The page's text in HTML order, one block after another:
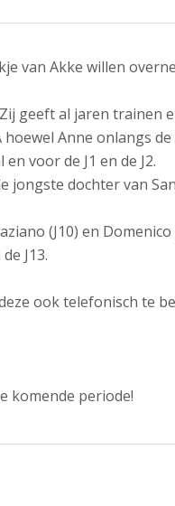
van Akke willen
geeft al jaren trainen
Anne onlangs
voor de J1 en de J2.
dochter van
(J10) en
J13.
ook telefonisch te
komende periode!